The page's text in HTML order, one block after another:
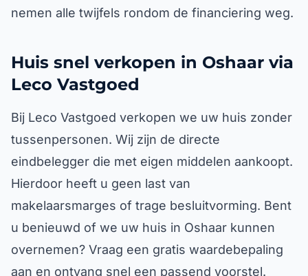
nemen alle twijfels rondom de financiering weg.
Huis snel verkopen in Oshaar via
Leco Vastgoed
Bij Leco Vastgoed verkopen we uw huis zonder
tussenpersonen. Wij zijn de directe
eindbelegger die met eigen middelen aankoopt.
Hierdoor heeft u geen last van
makelaarsmarges of trage besluitvorming. Bent
u benieuwd of we uw huis in Oshaar kunnen
overnemen? Vraag een gratis waardebepaling
aan en ontvang snel een passend voorstel.